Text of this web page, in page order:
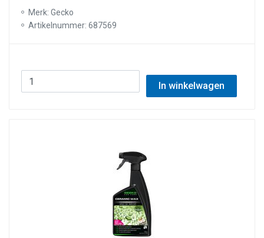
Merk: Gecko
Artikelnummer: 687569
In winkelwagen